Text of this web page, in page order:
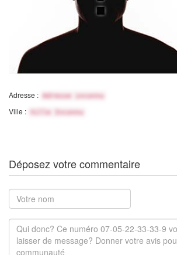
Adresse : Adresse inconnu
Ville : Ville Inconnu
Déposez votre commentaire